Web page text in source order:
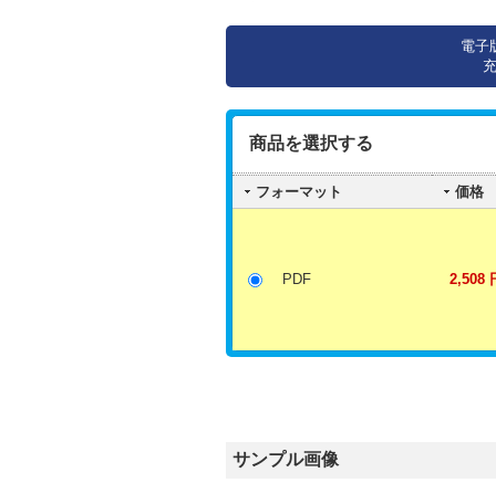
電子
商品を選択する
フォーマット 価格
PDF 2,508
サンプル画像